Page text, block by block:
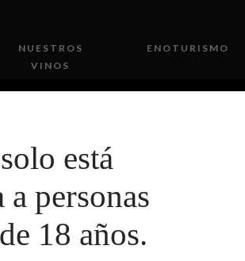
NUESTROS
VINOS
ENOTURISMO
EN
está
personas
18 años.